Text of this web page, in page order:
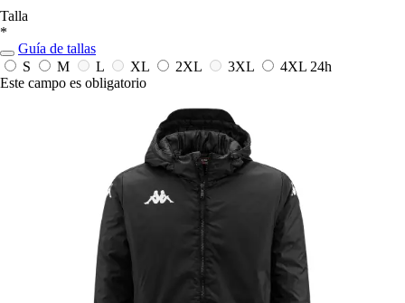
Talla
*
Guía de tallas
S
M L XL 2XL 3XL 4XL 24h
Este campo es obligatorio